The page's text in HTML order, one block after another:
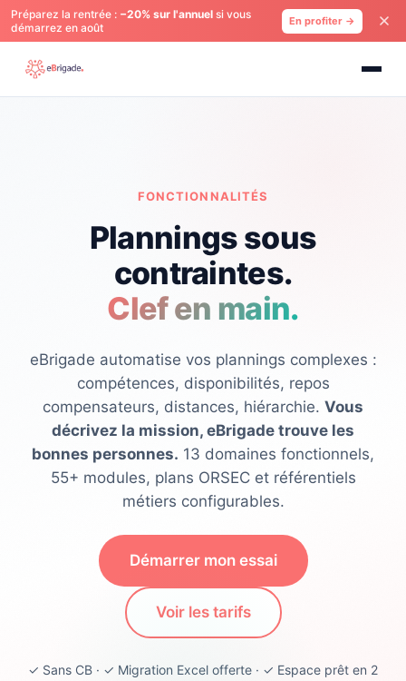
Préparez la rentrée : −20% sur l'annuel si vous
démarrez en août
En profiter →
FONCTIONNALITÉS
Plannings sous
contraintes.
Clef en main.
eBrigade automatise vos plannings complexes :
compétences, disponibilités, repos
compensateurs, distances, hiérarchie. Vous
décrivez la mission, eBrigade trouve les
bonnes personnes. 13 domaines fonctionnels,
55+ modules, plans ORSEC et référentiels
métiers configurables.
Démarrer mon essai
Voir les tarifs
✓ Sans CB · ✓ Migration Excel offerte · ✓ Espace prêt en 2